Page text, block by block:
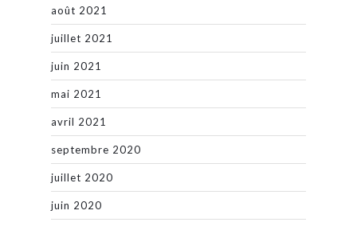
août 2021
juillet 2021
juin 2021
mai 2021
avril 2021
septembre 2020
juillet 2020
juin 2020